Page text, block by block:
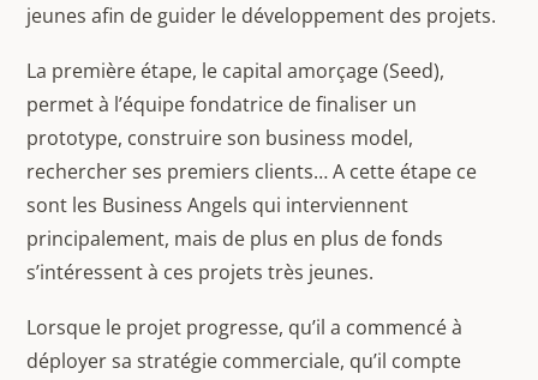
jeunes afin de guider le développement des projets.
La première étape, le capital amorçage (Seed),
permet à l’équipe fondatrice de finaliser un
prototype, construire son business model,
rechercher ses premiers clients… A cette étape ce
sont les Business Angels qui interviennent
principalement, mais de plus en plus de fonds
s’intéressent à ces projets très jeunes.
Lorsque le projet progresse, qu’il a commencé à
déployer sa stratégie commerciale, qu’il compte